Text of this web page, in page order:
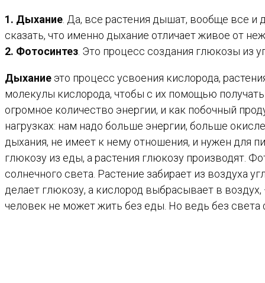
1. Дыхание . Да, все растения дышат, вообще все
сказать, что именно дыхание отличает живое от
2. Фотосинтез . Это процесс создания глюкозы из
Дыхание это процесс усвоения кислорода,
молекулы кислорода, чтобы с их помощью
огромное количество энергии, и как побочный
нагрузках: нам надо больше энергии, больше
дыхания, не имеет к нему отношения, и нужен для
глюкозу из еды, а растения глюкозу производят.
солнечного света. Растение забирает из воздуха
делает глюкозу, а кислород выбрасывает в
человек не может жить без еды. Но ведь без света